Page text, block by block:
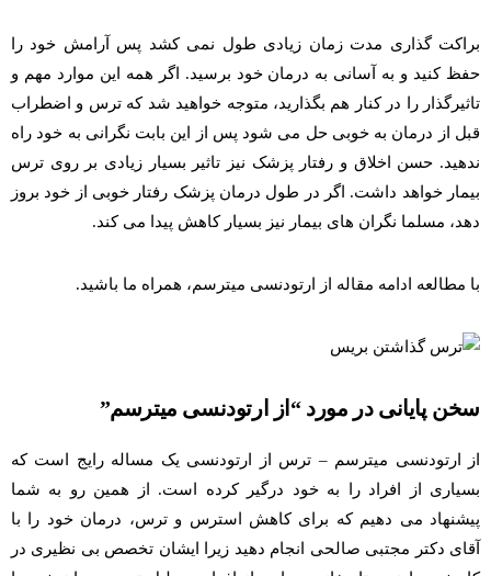
براکت گذاری مدت زمان زیادی طول نمی کشد پس آرامش خود را
حفظ کنید و به آسانی به درمان خود برسید. اگر همه این موارد مهم و
تاثیرگذار را در کنار هم بگذارید،‌ متوجه خواهید شد که ترس و اضطراب
قبل از درمان به خوبی حل می شود پس از این بابت نگرانی به خود راه
ندهید. حسن اخلاق و رفتار پزشک نیز تاثیر بسیار زیادی بر روی ترس
بیمار خواهد داشت. اگر در طول درمان پزشک رفتار خوبی از خود بروز
دهد، مسلما نگران های بیمار نیز بسیار کاهش پیدا می کند.
با مطالعه ادامه مقاله از ارتودنسی میترسم، همراه ما باشید.
سخن پایانی در مورد “از ارتودنسی میترسم”
از ارتودنسی میترسم – ترس از ارتودنسی یک مساله رایج است که
بسیاری از افراد را به خود درگیر کرده است. از همین رو به شما
پیشنهاد می دهیم که برای کاهش استرس و ترس،‌ درمان خود را با
آقای دکتر مجتبی صالحی انجام دهید زیرا ایشان تخصص بی نظیری در